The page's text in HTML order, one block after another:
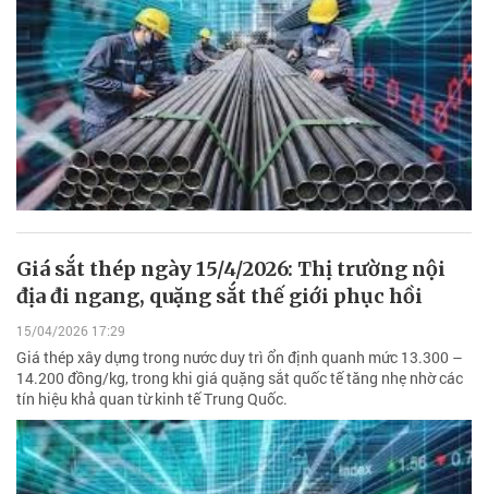
Giá sắt thép ngày 15/4/2026: Thị trường nội
địa đi ngang, quặng sắt thế giới phục hồi
15/04/2026 17:29
Giá thép xây dựng trong nước duy trì ổn định quanh mức 13.300 –
14.200 đồng/kg, trong khi giá quặng sắt quốc tế tăng nhẹ nhờ các
tín hiệu khả quan từ kinh tế Trung Quốc.